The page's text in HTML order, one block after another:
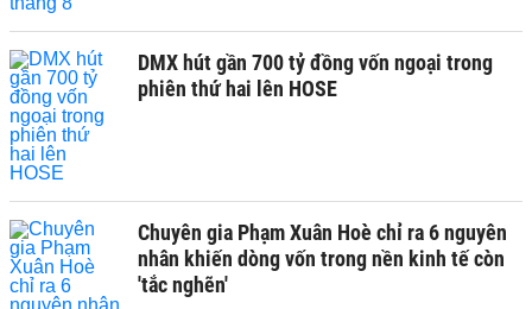
DMX hút gần 700 tỷ đồng vốn ngoại trong
phiên thứ hai lên HOSE
Chuyên gia Phạm Xuân Hoè chỉ ra 6 nguyên
nhân khiến dòng vốn trong nền kinh tế còn
'tắc nghẽn'